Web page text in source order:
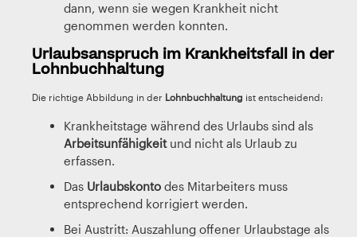
dann, wenn sie wegen Krankheit nicht
genommen werden konnten.
Urlaubsanspruch im Krankheitsfall in der
Lohnbuchhaltung
Die richtige Abbildung in der Lohnbuchhaltung ist entscheidend:
Krankheitstage während des Urlaubs sind als
Arbeitsunfähigkeitund nicht als Urlaub zu
erfassen.
Das Urlaubskonto des Mitarbeiters muss
entsprechend korrigiert werden.
Bei Austritt: Auszahlung offener Urlaubstage als